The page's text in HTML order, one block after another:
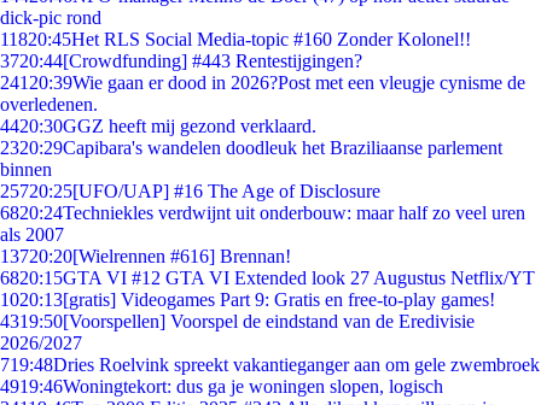
dick-pic rond
11820:45Het RLS Social Media-topic #160 Zonder Kolonel!!
3720:44[Crowdfunding] #443 Rentestijgingen?
241 20:39Wie gaan er dood in 2026?Post met een vleugje cynisme de
overledenen.
4420:30GGZ heeft mij gezond verklaard.
2320:29Capibara's wandelen doodleuk het Braziliaanse parlement
binnen
25720:25[UFO/UAP] #16 The Age of Disclosure
6820:24Techniekles verdwijnt uit onderbouw: maar half zo veel uren
als 2007
13720:20[Wielrennen #616] Brennan!
6820:15GTA VI #12 GTA VI Extended look 27 Augustus Netflix/YT
1020:13[gratis] Videogames Part 9: Gratis en free-to-play games!
4319:50[Voorspellen] Voorspel de eindstand van de Eredivisie
2026/2027
719:48Dries Roelvink spreekt vakantieganger aan om gele zwembroek
4919:46Woningtekort: dus ga je woningen slopen, logisch